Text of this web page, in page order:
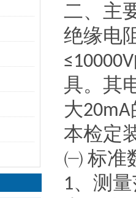
二、主
绝缘电
≤10000V
具。其
大20mA
本检定
㈠ 标准
1、测